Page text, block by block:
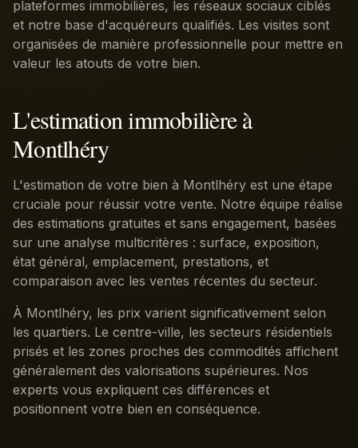
plateformes immobilières, les réseaux sociaux ciblés
et notre base d'acquéreurs qualifiés. Les visites sont
organisées de manière professionnelle pour mettre en
valeur les atouts de votre bien.
L'estimation immobilière à
Montlhéry
L'estimation de votre bien à Montlhéry est une étape
cruciale pour réussir votre vente. Notre équipe réalise
des estimations gratuites et sans engagement, basées
sur une analyse multicritères : surface, exposition,
état général, emplacement, prestations, et
comparaison avec les ventes récentes du secteur.
À Montlhéry, les prix varient significativement selon
les quartiers. Le centre-ville, les secteurs résidentiels
prisés et les zones proches des commodités affichent
généralement des valorisations supérieures. Nos
experts vous expliquent ces différences et
positionnent votre bien en conséquence.